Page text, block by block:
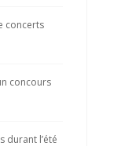
concerts
concours
durant l’été